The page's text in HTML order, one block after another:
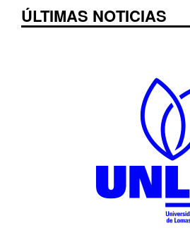
ÚLTIMAS NOTICIAS